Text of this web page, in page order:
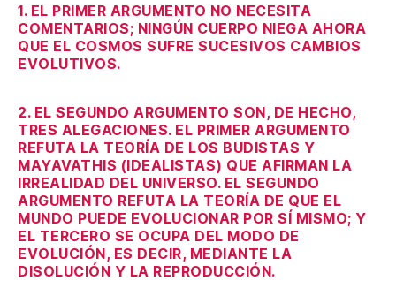
1. EL PRIMER ARGUMENTO NO NECESITA
COMENTARIOS; NINGÚN CUERPO NIEGA AHORA
QUE EL COSMOS SUFRE SUCESIVOS CAMBIOS
EVOLUTIVOS.
2. EL SEGUNDO ARGUMENTO SON, DE HECHO,
TRES ALEGACIONES. EL PRIMER ARGUMENTO
REFUTA LA TEORÍA DE LOS BUDISTAS Y
MAYAVATHIS (IDEALISTAS) QUE AFIRMAN LA
IRREALIDAD DEL UNIVERSO. EL SEGUNDO
ARGUMENTO REFUTA LA TEORÍA DE QUE EL
MUNDO PUEDE EVOLUCIONAR POR SÍ MISMO; Y
EL TERCERO SE OCUPA DEL MODO DE
EVOLUCIÓN, ES DECIR, MEDIANTE LA
DISOLUCIÓN Y LA REPRODUCCIÓN.